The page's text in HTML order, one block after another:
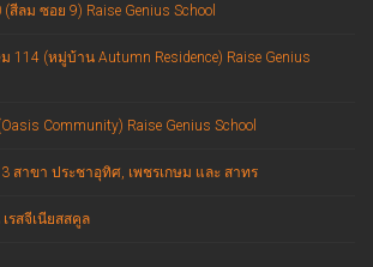
ลม ซอย 9) Raise Genius School
114 (หมู่บ้าน Autumn Residence) Raise Genius
Community) Raise Genius School
สาขา ประชาอุทิศ, เพชรเกษม และ สาทร
รสจีเนียสสคูล